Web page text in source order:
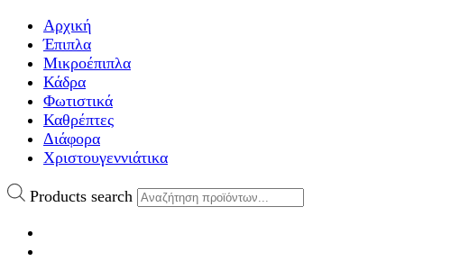
Αρχική
Έπιπλα
Μικροέπιπλα
Κάδρα
Φωτιστικά
Καθρέπτες
Διάφορα
Χριστουγεννιάτικα
Products search